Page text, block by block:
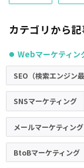
カテゴリから
● Webマーケティン
SEO（検索エンジン最
SNSマーケティング
メールマーケティング
BtoBマーケティング